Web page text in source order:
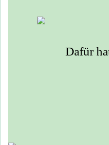
Dafür